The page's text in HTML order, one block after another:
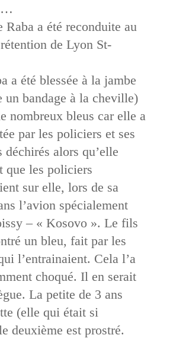
a été reconduite au
de Lyon St-
a été blessée à la jambe
un bandage à la cheville)
nombreux bleus car elle a
par les policiers et ses
déchirés alors qu’elle
que les policiers
sur elle, lors de sa
l’avion spécialement
– « Kosovo ». Le fils
un bleu, fait par les
l’entrainaient. Cela l’a
choqué. Il en serait
La petite de 3 ans
(elle qui était si
deuxième est prostré.